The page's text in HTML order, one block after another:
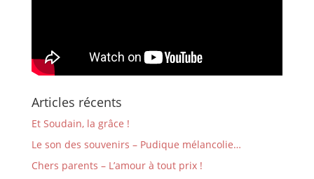
Articles récents
Et Soudain, la grâce !
Le son des souvenirs – Pudique mélancolie…
Chers parents – L’amour à tout prix !